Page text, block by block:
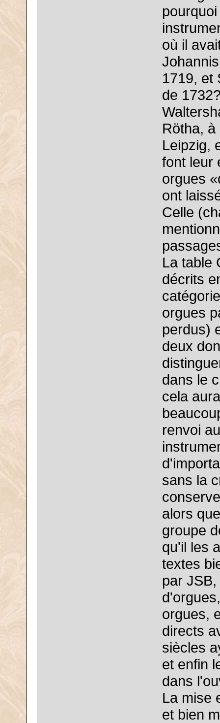
où il
1719, et
de
Rötha,
Leipzig,
font leur
orgues
ont
Celle
La table
décrits
orgues
perdus)
deux
dans le
cela
renvoi
sans la
alors
groupe
qu'il les
textes
par
orgues,
directs
siècles
et enfin
dans
La mise
et bien